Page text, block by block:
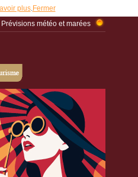
plus. Fermer
Prévisions météo et marées